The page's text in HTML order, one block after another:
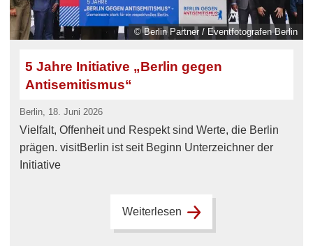
© Berlin Partner / Eventfotografen Berlin
5 Jahre Initiative „Berlin gegen
Antisemitismus“
Berlin, 18. Juni 2026
Vielfalt, Offenheit und Respekt sind Werte, die Berlin
prägen. visitBerlin ist seit Beginn Unterzeichner der
Initiative
Weiterlesen